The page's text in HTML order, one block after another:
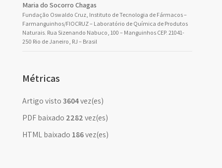
Maria do Socorro Chagas
Fundação Oswaldo Cruz, Instituto de Tecnologia de Fármacos –
Farmanguinhos/FIOCRUZ – Laboratório de Química de Produtos
Naturais. Rua Sizenando Nabuco, 100 – Manguinhos CEP. 21041-
250 Rio de Janeiro, RJ – Brasil
Métricas
Artigo visto3604vez(es)
PDF baixado 2282vez(es)
HTML baixado 186vez(es)